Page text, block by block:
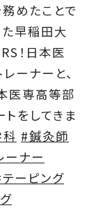
めたことで
早稲田大
！日本医
ーナーと、
医専高等部
をしてきま
#鍼灸師
ーナー
ーピング